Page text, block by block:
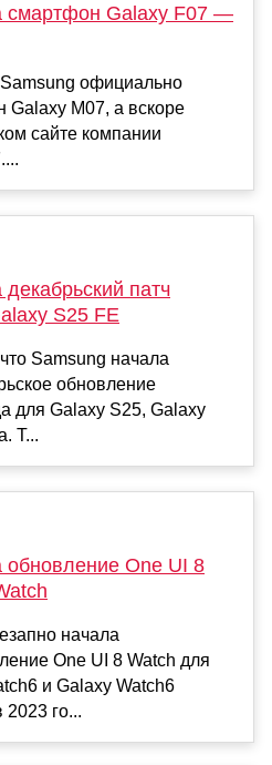
смартфон Galaxy F07 —
официально
Galaxy M07, а вскоре
сайте компании
патч
S25 FE
Samsung начала
обновление
для Galaxy S25, Galaxy
Т...
обновление One UI 8
начала
One UI 8 Watch для
и Galaxy Watch6
го...